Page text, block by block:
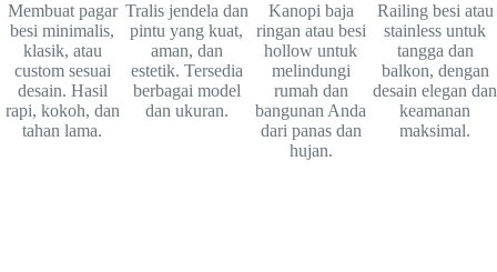
Membuat pagar
besi minimalis,
klasik, atau
custom sesuai
desain. Hasil
rapi, kokoh, dan
tahan lama.
Tralis jendela dan
pintu yang kuat,
aman, dan
estetik. Tersedia
berbagai model
dan ukuran.
Kanopi baja
ringan atau besi
hollow untuk
melindungi
rumah dan
bangunan Anda
dari panas dan
hujan.
Railing besi atau
stainless untuk
tangga dan
balkon, dengan
desain elegan dan
keamanan
maksimal.